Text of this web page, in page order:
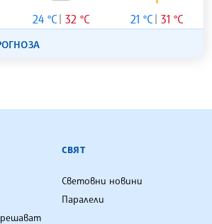
24 °C 32 °C 21 °C 31 °C
АГЕНЦИЯ
СВЯТ
Световни новини
Паралели